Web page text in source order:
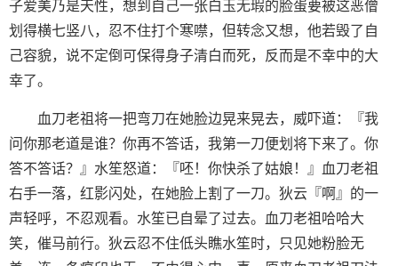
子爱美乃是天性，想到自己一张白玉无瑕的脸蛋要被这恶僧
划得横七竖八，忍不住打个寒噤，但转念又想，他若毁了自
己容貌，说不定倒可保得身子清白而死，反而是不幸中的大
幸了。
血刀老祖将一把弯刀在她脸边晃来晃去，威吓道：『我
问你那老道是谁？你再不答话，我第一刀便划将下来了。你
答不答话？』水笙怒道：『呸！你快杀了姑娘！』血刀老祖
右手一落，红影闪处，在她脸上割了一刀。狄云『啊』的一
声轻呼，不忍观看。水笙已自晕了过去。血刀老祖哈哈大
笑，催马前行。狄云忍不住低头瞧水笙时，只见她粉脸无